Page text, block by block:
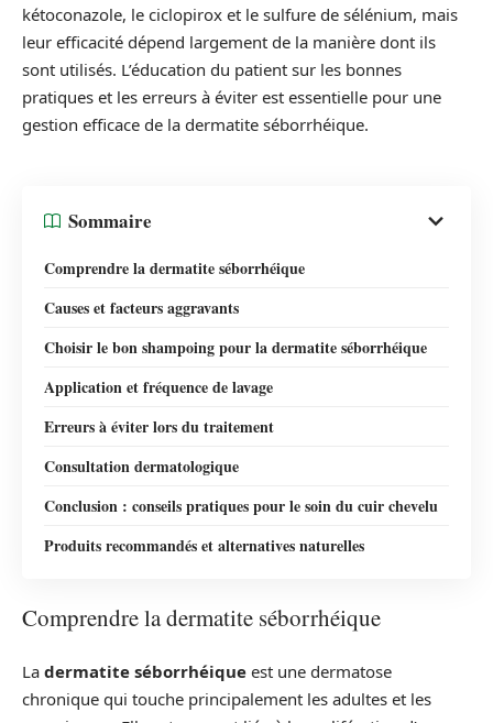
kétoconazole, le ciclopirox et le sulfure de sélénium, mais
leur efficacité dépend largement de la manière dont ils
sont utilisés. L’éducation du patient sur les bonnes
pratiques et les erreurs à éviter est essentielle pour une
gestion efficace de la dermatite séborrhéique.
Sommaire
Comprendre la dermatite séborrhéique
Causes et facteurs aggravants
Choisir le bon shampoing pour la dermatite séborrhéique
Application et fréquence de lavage
Erreurs à éviter lors du traitement
Consultation dermatologique
Conclusion : conseils pratiques pour le soin du cuir chevelu
Produits recommandés et alternatives naturelles
Comprendre la dermatite séborrhéique
La dermatite séborrhéique est une dermatose
chronique qui touche principalement les adultes et les